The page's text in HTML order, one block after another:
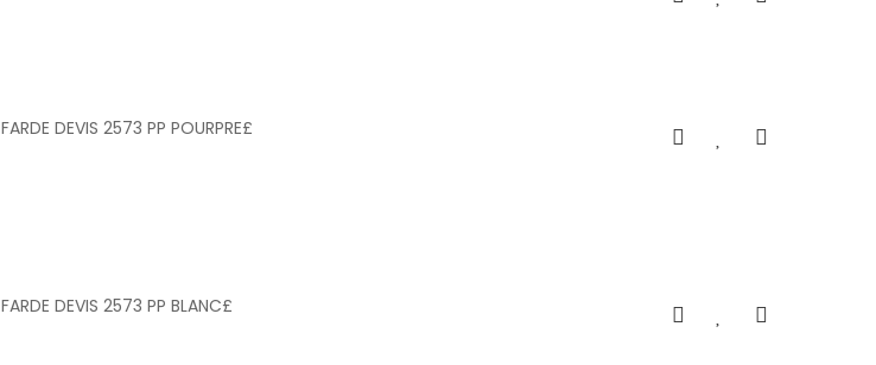
FARDE DEVIS 2573 PP POURPRE£
FARDE DEVIS 2573 PP BLANC£